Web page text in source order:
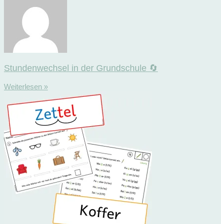
Stundenwechsel in der Grundschule 🔄
Weiterlesen »